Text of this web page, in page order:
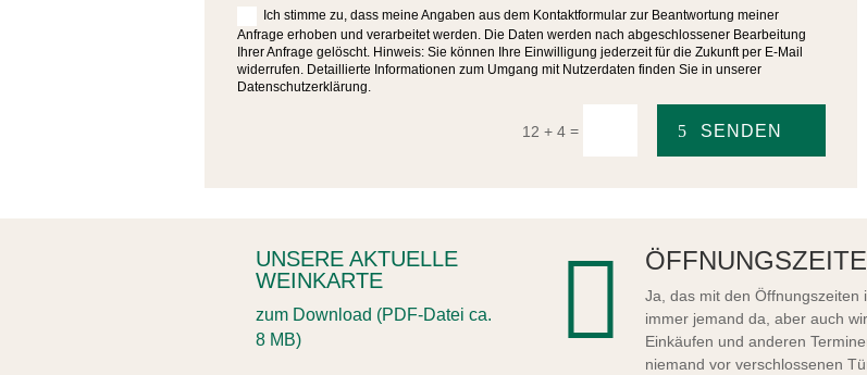
Ich stimme zu, dass meine Angaben aus dem Kontaktformular zur Beantwortung meiner
Anfrage erhoben und verarbeitet werden. Die Daten werden nach abgeschlossener Bearbeitung
Ihrer Anfrage gelöscht. Hinweis: Sie können Ihre Einwilligung jederzeit für die Zukunft per E-Mail
widerrufen. Detaillierte Informationen zum Umgang mit Nutzerdaten finden Sie in unserer
Datenschutzerklärung.
12 + 4 = SENDEN
UNSERE AKTUELLE
WEINKARTE
zum Download (PDF-Datei ca.
8 MB)

Ja, das mit den Öffnungszeiten
immer jemand da, aber auch
Einkäufen und anderen
niemand vor verschlossenen